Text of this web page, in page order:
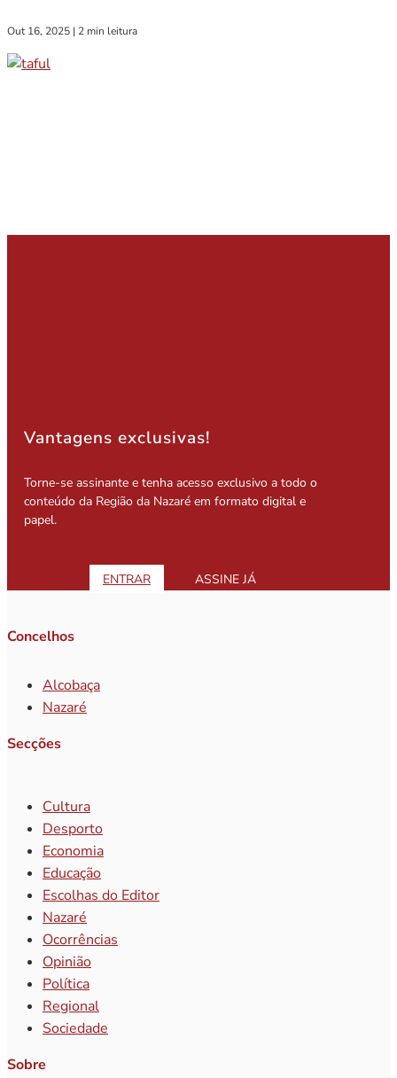
Out 16, 2025 | 2 min leitura
Vantagens exclusivas!
Torne-se assinante e tenha acesso exclusivo a todo o
conteúdo da Região da Nazaré em formato digital e
papel.
ENTRAR ASSINE JÁ
Concelhos
Alcobaça
Nazaré
Secções
Cultura
Desporto
Economia
Educação
Escolhas do Editor
Nazaré
Ocorrências
Opinião
Política
Regional
Sociedade
Sobre